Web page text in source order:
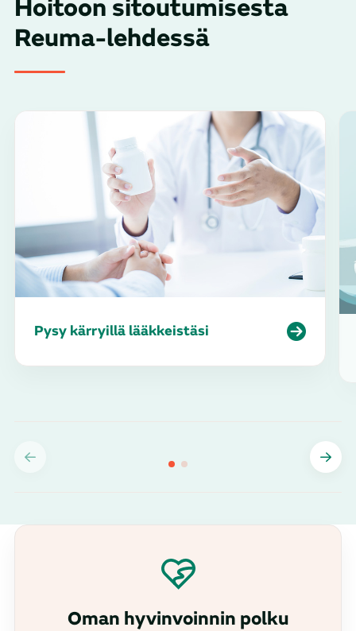
Hoitoon sitoutumisesta
Reuma-lehdessä
Pysy kärryillä lääkkeistäsi
Oman hyvinvoinnin polku